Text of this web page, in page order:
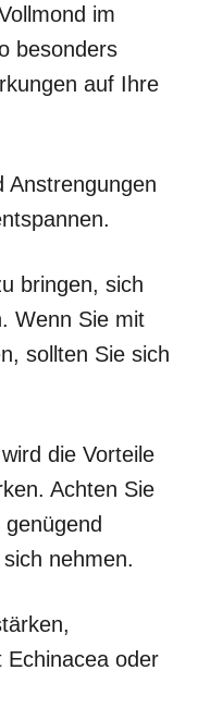
im
besonders
auf Ihre
Anstrengungen
bringen, sich
Wenn Sie mit
sollten Sie sich
die Vorteile
Achten Sie
nehmen.
Echinacea oder